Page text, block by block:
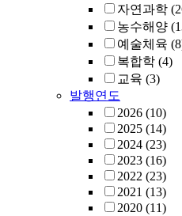
자연과학
농수해양
예술체육
복합학 (4)
교육 (3)
발행연도
2026 (10)
2025 (14)
2024 (23)
2023 (16)
2022 (23)
2021 (13)
2020 (11)